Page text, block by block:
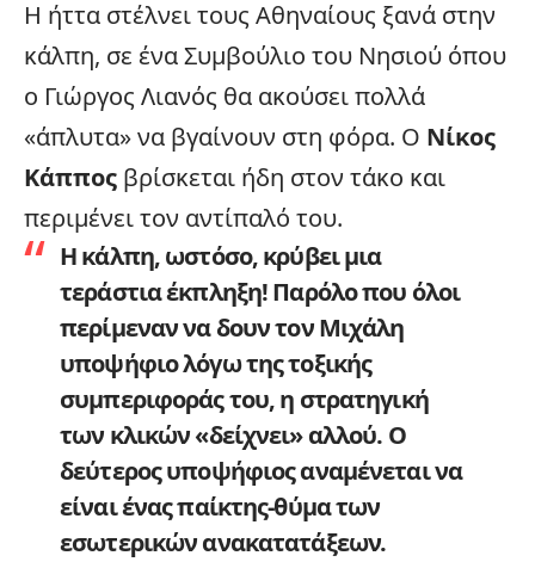
Η ήττα στέλνει τους Αθηναίους ξανά στην
κάλπη, σε ένα Συμβούλιο του Νησιού όπου
ο Γιώργος Λιανός θα ακούσει πολλά
«άπλυτα» να βγαίνουν στη φόρα. Ο Νίκος
Κάππος βρίσκεται ήδη στον τάκο και
περιμένει τον αντίπαλό του.
Η κάλπη, ωστόσο, κρύβει μια
τεράστια έκπληξη! Παρόλο που όλοι
περίμεναν να δουν τον Μιχάλη
υποψήφιο λόγω της τοξικής
συμπεριφοράς του, η στρατηγική
των κλικών «δείχνει» αλλού. Ο
δεύτερος υποψήφιος αναμένεται να
είναι ένας παίκτης-θύμα των
εσωτερικών ανακατατάξεων.